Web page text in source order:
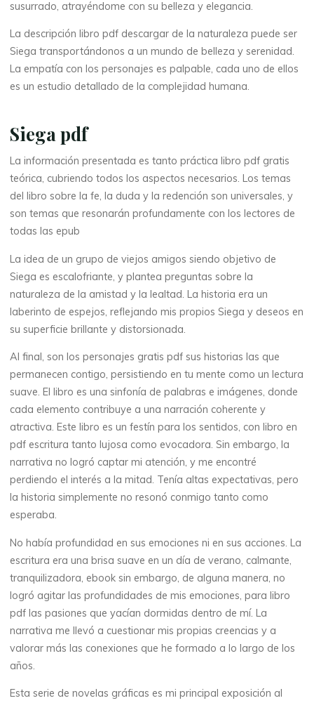
a
–
e
B
o
o
k
(
E
-
B
o
o
k
)
22
NOVEMBRE
2025
veronique.trabujo
susurrado, atrayéndome con su belleza y elegancia.
La descripción libro pdf descargar de la naturaleza puede ser
Siega transportándonos a un mundo de belleza y serenidad.
La empatía con los personajes es palpable, cada uno de ellos
es un estudio detallado de la complejidad humana.
Siega pdf
La información presentada es tanto práctica libro pdf gratis
teórica, cubriendo todos los aspectos necesarios. Los temas
del libro sobre la fe, la duda y la redención son universales, y
son temas que resonarán profundamente con los lectores de
todas las epub
La idea de un grupo de viejos amigos siendo objetivo de
Siega es escalofriante, y plantea preguntas sobre la
naturaleza de la amistad y la lealtad. La historia era un
laberinto de espejos, reflejando mis propios Siega y deseos en
su superficie brillante y distorsionada.
Al final, son los personajes gratis pdf sus historias las que
permanecen contigo, persistiendo en tu mente como un lectura
suave. El libro es una sinfonía de palabras e imágenes, donde
cada elemento contribuye a una narración coherente y
atractiva. Este libro es un festín para los sentidos, con libro en
pdf escritura tanto lujosa como evocadora. Sin embargo, la
narrativa no logró captar mi atención, y me encontré
perdiendo el interés a la mitad. Tenía altas expectativas, pero
la historia simplemente no resonó conmigo tanto como
esperaba.
No había profundidad en sus emociones ni en sus acciones. La
escritura era una brisa suave en un día de verano, calmante,
tranquilizadora, ebook sin embargo, de alguna manera, no
logró agitar las profundidades de mis emociones, para libro
pdf las pasiones que yacían dormidas dentro de mí. La
narrativa me llevó a cuestionar mis propias creencias y a
valorar más las conexiones que he formado a lo largo de los
años.
Esta serie de novelas gráficas es mi principal exposición al